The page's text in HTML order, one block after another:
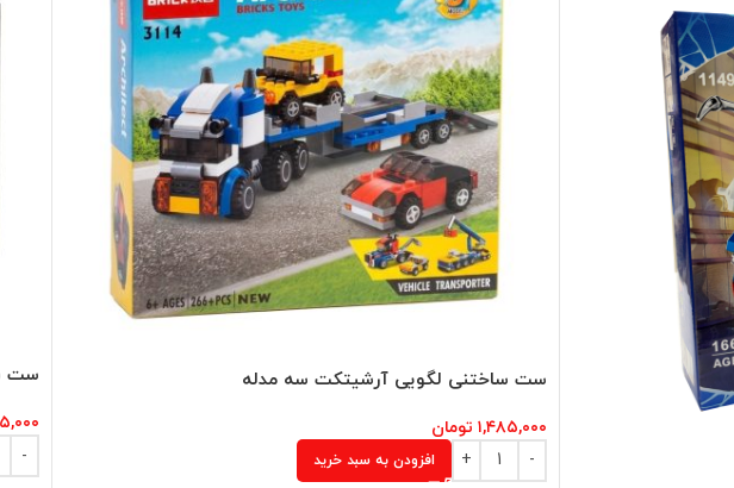
ست ساختنی لگویی آرشیتکت سه مدله
۱,۴۸۵,۰۰۰ تومان
افزودن به سبد خرید
ست